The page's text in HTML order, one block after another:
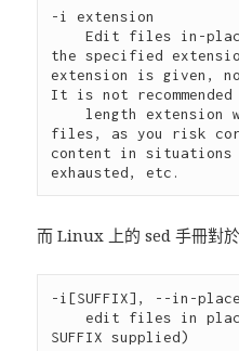
-i extension
    Edit files in-place, saving backups with
the specified
extension is given,
It is not
files, as you risk
content in situations
而 Linux 上的 sed 手冊對
-i[SUFFIX], --in-
    edit files in place (makes backup if